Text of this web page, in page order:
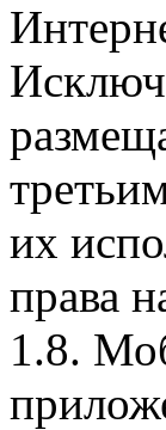
их
права
1.8.